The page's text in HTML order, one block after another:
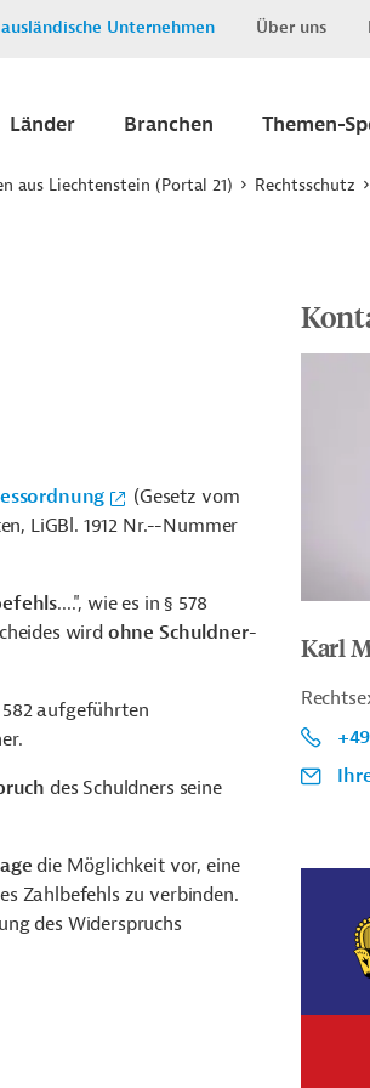
ausländische Unternehmen Über uns
Länder Branchen Themen-
aus Liechtenstein (Portal 21) Rechtsschutz
(Gesetz vom
LiGBl. 1912 Nr.--Nummer
....", wie es in § 578
wird ohne Schuldner-
aufgeführten
des Schuldners seine
die Möglichkeit vor, eine
Zahlbefehls zu verbinden.
des Widerspruchs
Karl